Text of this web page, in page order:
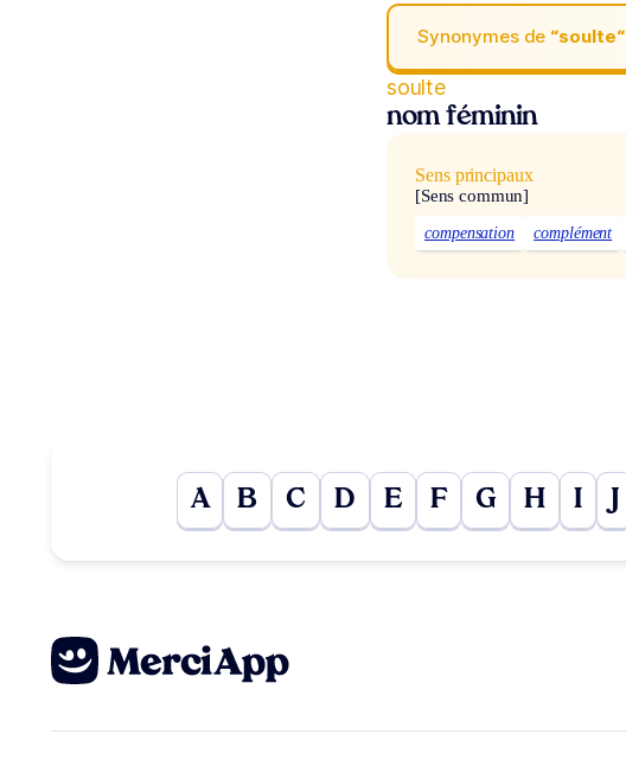
Synonymes de “soulte“
soulte
nom féminin
Sens principaux
[Sens commun]
compensation complément
A B C D E F G H I J